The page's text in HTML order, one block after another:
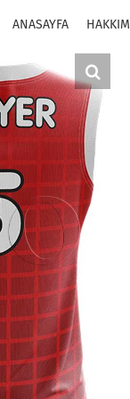
ANASAYFA